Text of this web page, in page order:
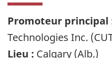
Promoteur principal
Technologies Inc.
Lieu : Calgary (Alb.)